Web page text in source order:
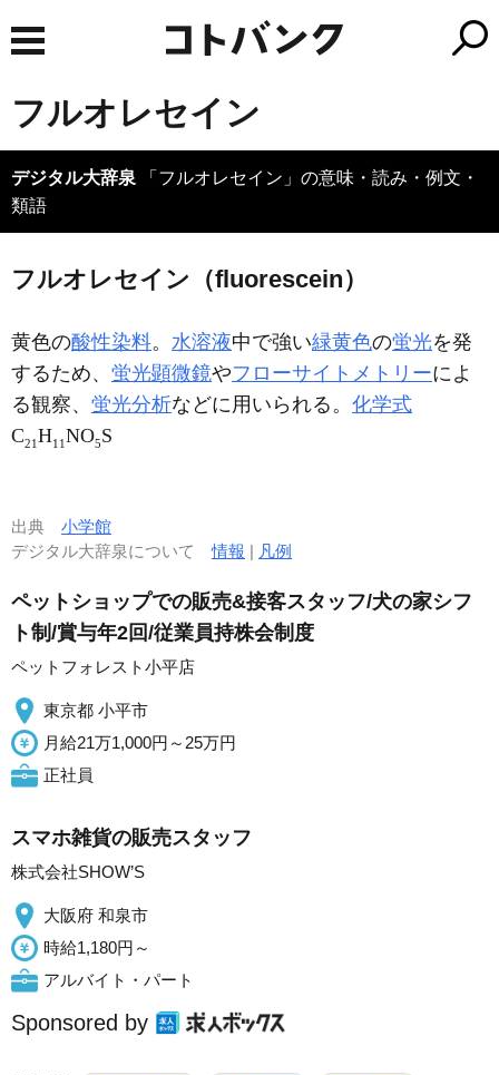
フルオレセイン
デジタル大辞泉 「フルオレセイン」の意味・読み・例文・
類語
フルオレセイン（fluorescein）
黄色の酸性染料。 水溶液中で強い緑黄色の蛍光を発
するため、 蛍光顕微鏡やフローサイトメトリーによ
る観察、 蛍光分析などに用いられる。 化学式
C21H11NO5S
出典 小学館
デジタル大辞泉について情報 | 凡例
ペットショップでの販売&接客スタッフ/犬の家シフ
ト制/賞与年2回/従業員持株会制度
ペットフォレスト小平店
東京都 小平市
月給21万1,000円～25万円
正社員
スマホ雑貨の販売スタッフ
株式会社SHOW’S
大阪府 和泉市
時給1,180円～
アルバイト・パート
Sponsored by